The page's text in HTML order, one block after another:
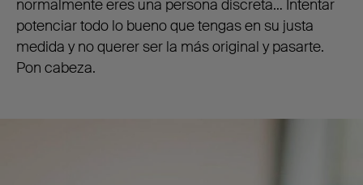
normalmente eres una persona discreta… Intentar
potenciar todo lo bueno que tengas en su justa
medida y no querer ser la más original y pasarte.
Pon cabeza.